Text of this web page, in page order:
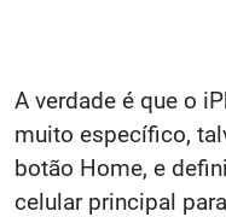
A verdade é que o
muito específico,
botão Home, e
celular principal